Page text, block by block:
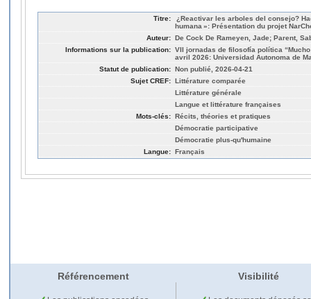
Titre:
¿Reactivar les arboles del consejo?
humana »: Présentation du projet
Auteur: De Cock De Rameyen, Jade; Parent,
Informations sur la publication: VII jornadas de filosofía política
avril 2026: Universidad Autonoma de
Statut de publication: Non publié, 2026-04-21
Sujet CREF: Littérature comparée
Littérature générale
Langue et littérature françaises
Mots-clés: Récits, théories et pratiques
Démocratie participative
Démocratie plus-qu'humaine
Langue: Français
Référencement Visibilité